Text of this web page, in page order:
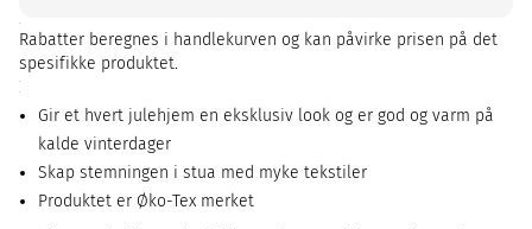
Rabatter beregnes i handlekurven og kan påvirke prisen på det
spesifikke produktet.
Gir et hvert julehjem en eksklusiv look og er god og varm på
kalde vinterdager
Skap stemningen i stua med myke tekstiler
Produktet er Øko-Tex merket